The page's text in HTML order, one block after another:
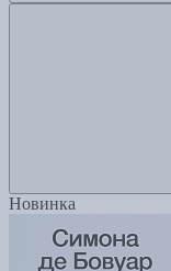
Новинка